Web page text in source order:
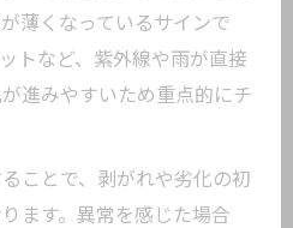
薄くなっているサインで
トなど、紫外線や雨が直接
進みやすいため重点的にチ
ことで、剥がれや劣化の初
ます。異常を感じた場合